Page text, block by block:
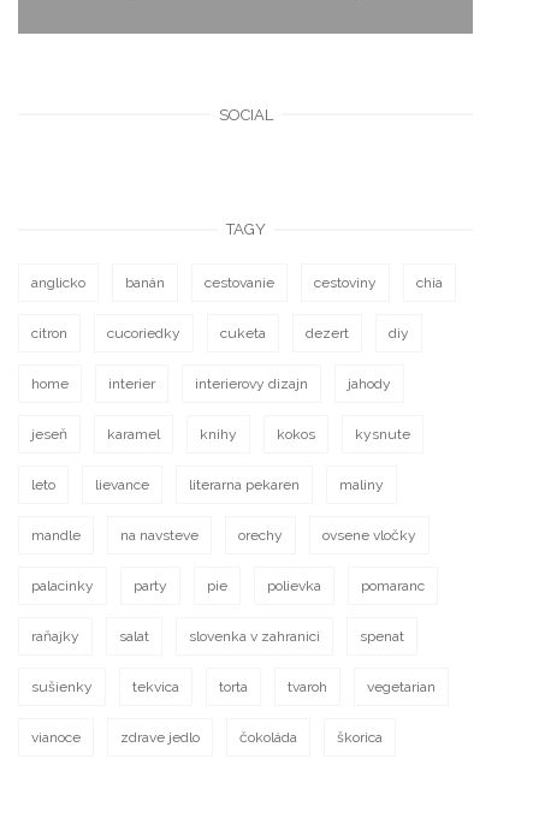
SOCIAL
TAGY
anglicko banán cestovanie cestoviny chia
citron cucoriedky cuketa dezert diy
home interier interierovy dizajn jahody
jeseň karamel knihy kokos kysnute
leto lievance literarna pekaren maliny
mandle na navsteve orechy ovsene vločky
palacinky party pie polievka pomaranc
raňajky salat slovenka v zahranici spenat
sušienky tekvica torta tvaroh vegetarian
vianoce zdrave jedlo čokoláda škorica